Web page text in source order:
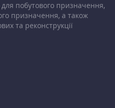
побутового призначення,
призначення, а також
та реконструкції